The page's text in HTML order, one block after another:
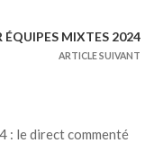
ÉQUIPES MIXTES 2024
ARTICLE SUIVANT